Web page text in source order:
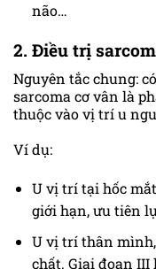
não…
2. Điều trị
Nguyên tắc chung:
sarcoma cơ vân là
thuộc vào vị trí u
Ví dụ:
U vị trí tại hốc
giới hạn, ưu tiên
U vị trí thân
chất. Giai đoạn III